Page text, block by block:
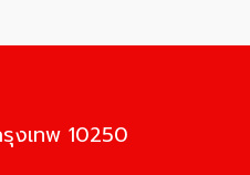
งเทพ 10250